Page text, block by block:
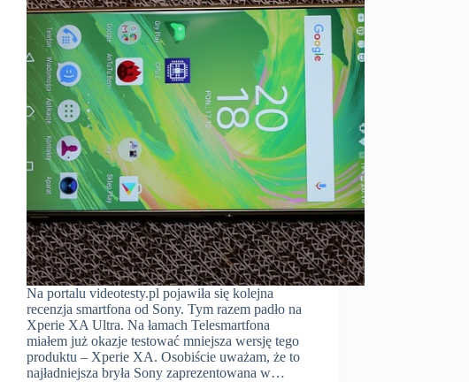
Na portalu videotesty.pl pojawiła się kolejna
recenzja smartfona od Sony. Tym razem padło na
Xperie XA Ultra. Na łamach Telesmartfona
miałem już okazje testować mniejsza wersję tego
produktu – Xperie XA. Osobiście uważam, że to
najładniejsza bryła Sony zaprezentowana w…